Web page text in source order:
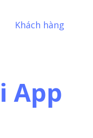
Khách hàng
App